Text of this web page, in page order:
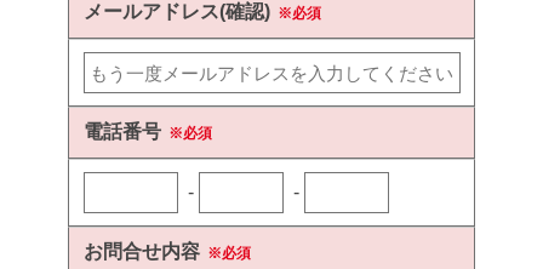
メールアドレス(確認) ※必須
電話番号 ※必須
- -
お問合せ内容 ※必須